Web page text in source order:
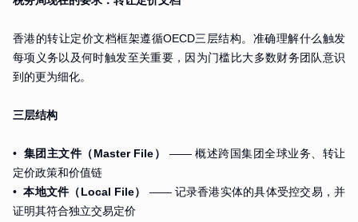
香港的转让定价文档框架遵循OECD三层结构。准确理解什么触发
每项义务以及何时触发至关重要，因为门槛比大多数财务团队意识
到的更为细化。
三层结构
• 集团主文件（Master File）
—— 概述跨国集团全球业务、转让
定价政策和价值链
•本地文件（Local File）
—— 记录香港实体的具体受控交易，并
证明其符合独立交易定价